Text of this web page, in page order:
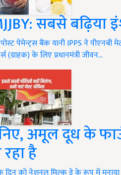
सबसे बढ़िया
पोस्ट पेमेन्ट्स बैंक यानी IPPS ने
(ग्राहक) के लिए प्रधानमंत्री जीवन…
अमूल दूध के
है